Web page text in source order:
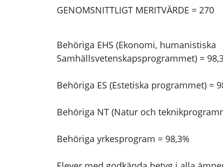
GENOMSNITTLIGT MERITVÄRDE = 270
Behöriga EHS (Ekonomi, humanistiska
Samhällsvetenskapsprogrammet) =
Behöriga ES (Estetiska programmet) =
Behöriga NT (Natur och
Behöriga yrkesprogram = 98,3%